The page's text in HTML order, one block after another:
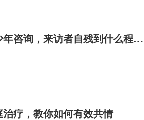
咨询，来访者自残到什么程度
疗，教你如何有效共情